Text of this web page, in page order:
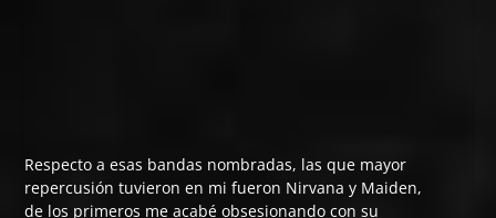
Respecto a esas bandas nombradas, las que mayor
repercusión tuvieron en mi fueron Nirvana y Maiden,
de los primeros me acabé obsesionando con su